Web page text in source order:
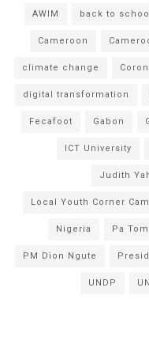
AWIM back to school
Cameroon
climate change
digital transformation
Fecafoot Gabon
ICT University
Judith
Local Youth Corner
Nigeria Pa Tom
PM Dion Ngute
UNDP